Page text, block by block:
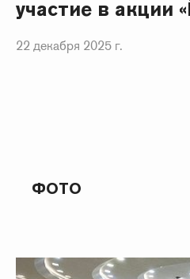
участие в акции
22 декабря 2025 г.
ФОТО